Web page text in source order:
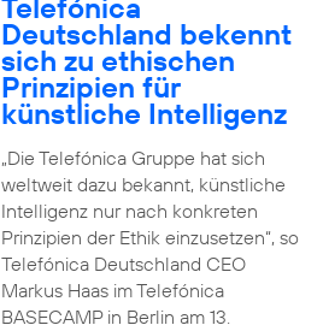
Telefónica
Deutschland bekennt
sich zu ethischen
Prinzipien für
künstliche Intelligenz
„Die Telefónica Gruppe hat sich
weltweit dazu bekannt, künstliche
Intelligenz nur nach konkreten
Prinzipien der Ethik einzusetzen“, so
Telefónica Deutschland CEO
Markus Haas im Telefónica
BASECAMP in Berlin am 13.